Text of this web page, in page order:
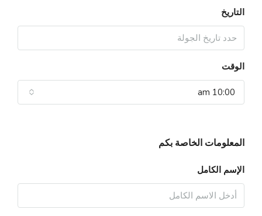
التاريخ
الوقت
10:00 am
المعلومات الخاصة بكم
الإسم الكامل